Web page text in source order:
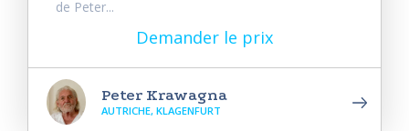
de Peter...
Demander le prix
Peter Krawagna
AUTRICHE, KLAGENFURT